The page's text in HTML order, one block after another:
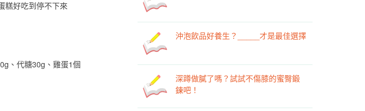
、代糖30g、雞蛋1個
沖泡飲品好養生？_____才是最佳選擇
深蹲做膩了嗎？試試不傷膝的蜜臀鍛
鍊吧！